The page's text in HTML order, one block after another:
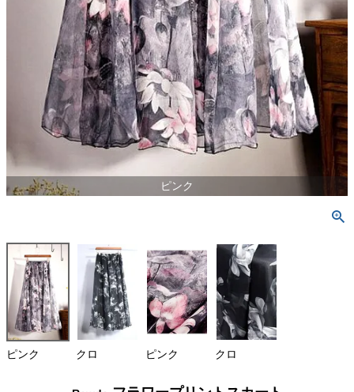
ピンク
ピンク クロ ピンク クロ